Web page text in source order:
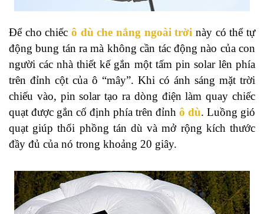
Để cho chiếc ô dù che nắng ngoài trời này có thể tự
động bung tán ra mà không cần tác động nào của con
người các nhà thiết kế gắn một tấm pin solar lên phía
trên đỉnh cột của ô “mây”. Khi có ánh sáng mặt trời
chiếu vào, pin solar tạo ra dòng điện làm quay chiếc
quạt được gắn cố định phía trên đỉnh ô dù. Luồng gió
quạt giúp thổi phồng tán dù và mở rộng kích thước
đầy đủ của nó trong khoảng 20 giây.